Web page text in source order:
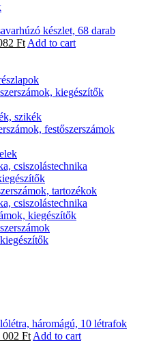
készlet, 68 darab
Ft Add to cart
kiegészítők
szikék
festőszerszámok
csiszolástechnika
tartozékok
csiszolástechnika
kiegészítők
háromágú, 10 létrafok
002 Ft Add to cart